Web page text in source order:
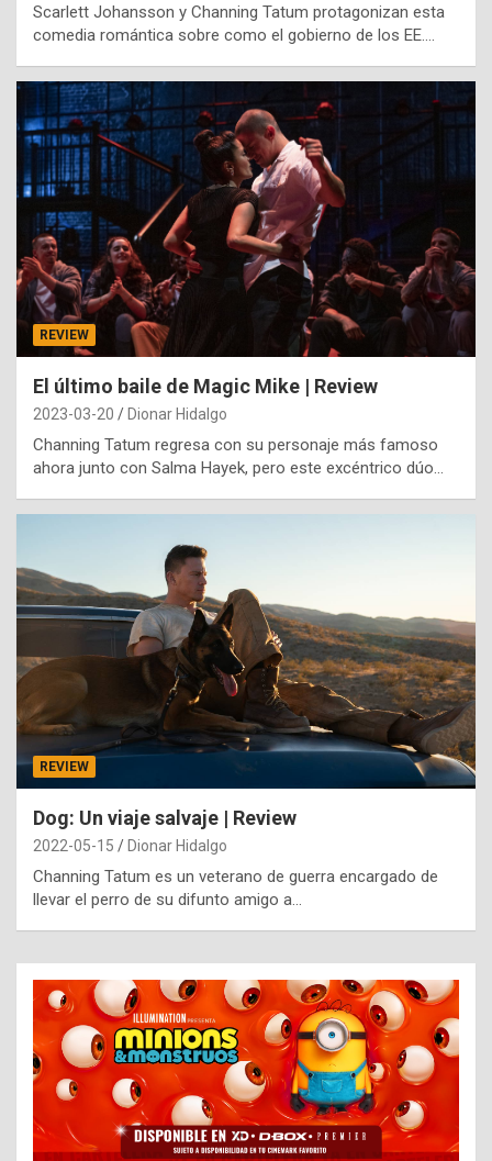
Scarlett Johansson y Channing Tatum protagonizan esta
comedia romántica sobre como el gobierno de los EE.…
REVIEW
El último baile de Magic Mike | Review
2023-03-20 Dionar Hidalgo
Channing Tatum regresa con su personaje más famoso
ahora junto con Salma Hayek, pero este excéntrico dúo…
REVIEW
Dog: Un viaje salvaje | Review
2022-05-15 Dionar Hidalgo
Channing Tatum es un veterano de guerra encargado de
llevar el perro de su difunto amigo a…